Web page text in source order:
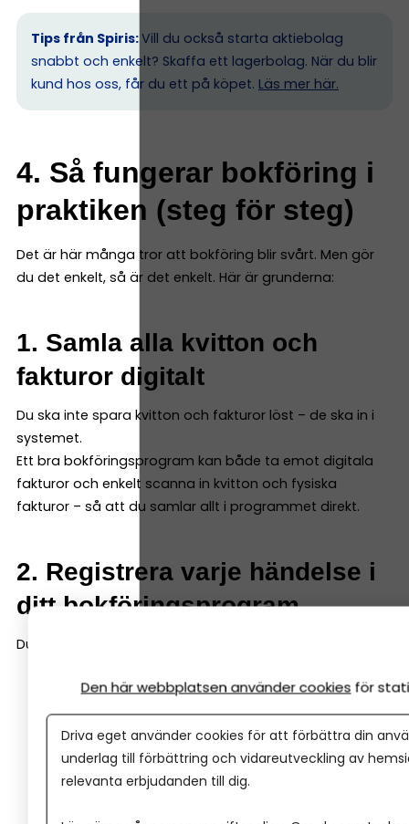
Tips från Spiris:Vill du också starta aktiebolag
snabbt och enkelt? Skaffa ett lagerbolag. När du blir
kund hos oss, får du ett på köpet. Läs mer här.
4. Så fungerar bokföring i
praktiken (steg för steg)
Det är här många tror att bokföring blir svårt. Men gör
du det enkelt, så är det enkelt. Här är grunderna:
1. Samla alla kvitton och
fakturor digitalt
Du ska inte spara kvitton och fakturor löst – de ska in i
systemet.
Ett bra bokföringsprogram kan både ta emot digitala
fakturor och enkelt scanna in kvitton och fysiska
fakturor – så att du samlar allt i programmet direkt.
2. Registrera varje händelse i
ditt bokföringsprogram
Du bokför en händelse genom att ange:
Vad som hänt
Belopp
Datum
Underlag
Konto (programmen hjälper dig välja rätt)
Den här webbplatsen använder cookies för
Driva eget använder cookies för att förbättra din
underlag till förbättring och vidareutveckling av
relevanta erbjudanden till dig.